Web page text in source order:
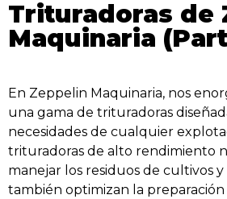
Trituradoras de
Maquinaria
En Zeppelin Maquinaria, nos
una gama de trituradoras
necesidades de cualquier
trituradoras de alto rendimiento
manejar los residuos de cultivos
también optimizan la